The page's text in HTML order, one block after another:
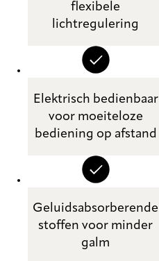
flexibele
lichtregulering
Elektrisch bedienbaar
voor moeiteloze
bediening op afstand
Geluidsabsorberende
stoffen voor minder
galm